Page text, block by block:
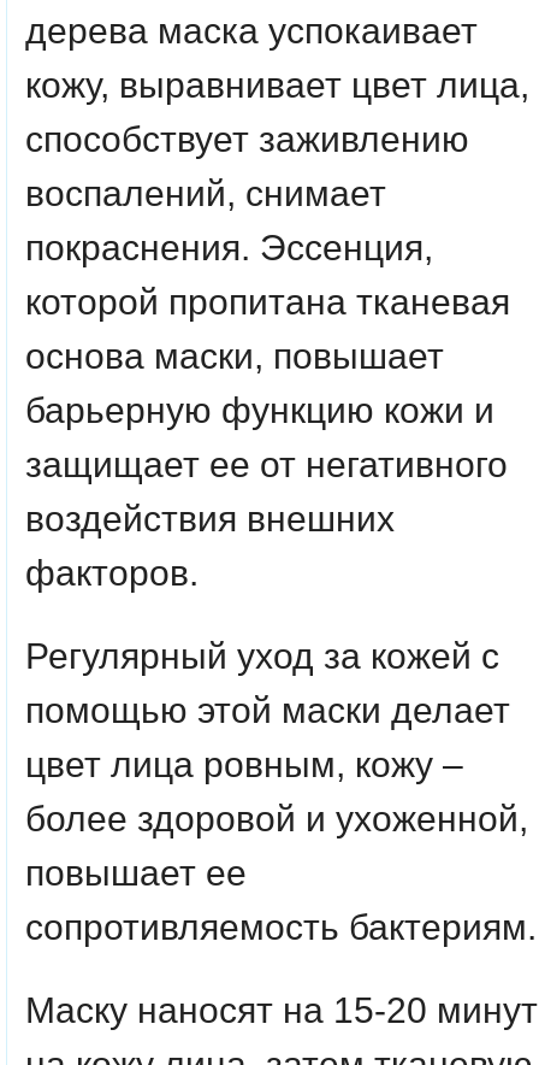
дерева маска успокаивает
кожу, выравнивает цвет лица,
способствует заживлению
воспалений, снимает
покраснения. Эссенция,
которой пропитана тканевая
основа маски, повышает
барьерную функцию кожи и
защищает ее от негативного
воздействия внешних
факторов.
Регулярный уход за кожей с
помощью этой маски делает
цвет лица ровным, кожу –
более здоровой и ухоженной,
повышает ее
сопротивляемость бактериям.
Маску наносят на 15-20 минут